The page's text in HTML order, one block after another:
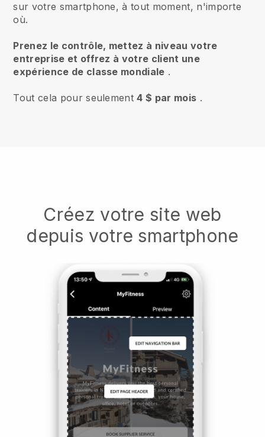
sur votre smartphone, à tout moment, n'importe
où.
Prenez le contrôle, mettez à niveau votre
entreprise et offrez à votre client une
expérience de classe mondiale .
Tout cela pour seulement4 $ par mois .
Créez votre site web
depuis votre smartphone